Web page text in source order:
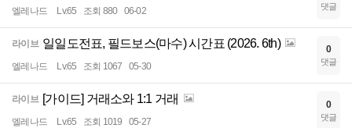
엘레나드 Lv.65 조회 880 06-02 댓글
라이브 일일도전표, 필드보스(마수) 시간표 (2026. 6th)
엘레나드 Lv.65 조회 1067 05-30
0
댓글
라이브 [가이드] 거래소와 1:1 거래
엘레나드 Lv.65 조회 1019 05-27
0
댓글